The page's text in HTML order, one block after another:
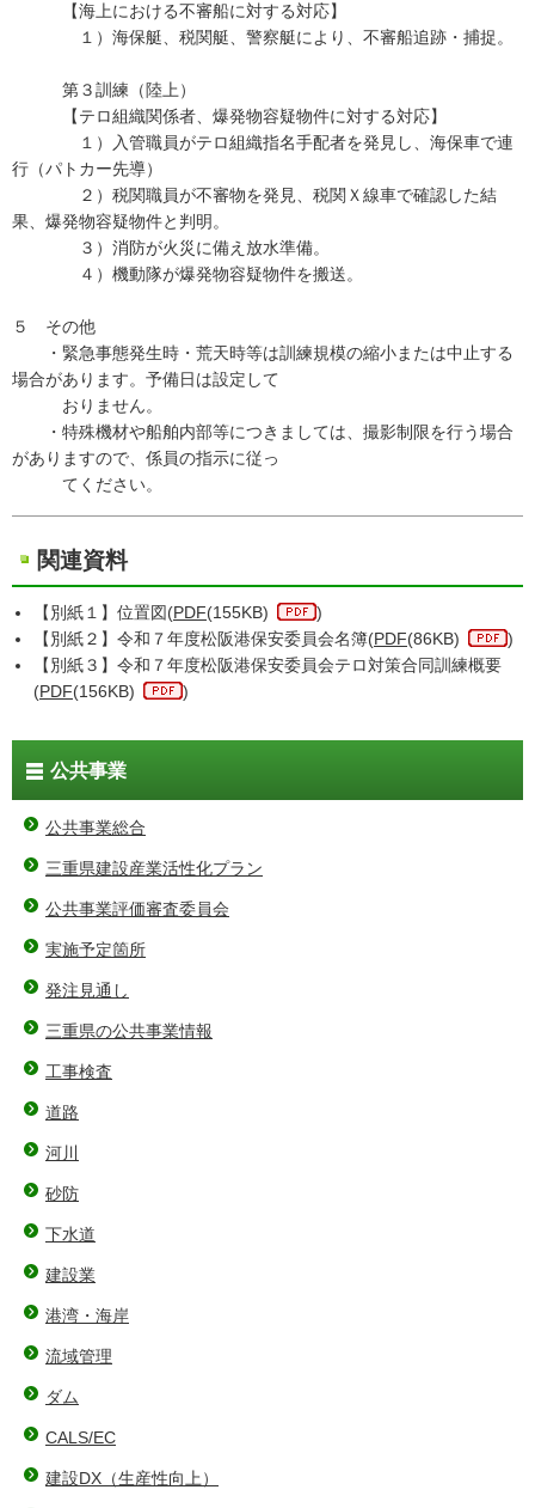
【海上における不審船に対する対応】
１）海保艇、税関艇、警察艇により、不審船追跡・捕捉。
第３訓練（陸上）
【テロ組織関係者、爆発物容疑物件に対する対応】
１）入管職員がテロ組織指名手配者を発見し、海保車で連
行（パトカー先導）
２）税関職員が不審物を発見、税関Ｘ線車で確認した結
果、爆発物容疑物件と判明。
３）消防が火災に備え放水準備。
４）機動隊が爆発物容疑物件を搬送。
５ その他
・緊急事態発生時・荒天時等は訓練規模の縮小または中止する
場合があります。予備日は設定して
おりません。
・特殊機材や船舶内部等につきましては、撮影制限を行う場合
がありますので、係員の指示に従っ
てください。
関連資料
【別紙１】位置図(PDF(155KB)
)
【別紙２】令和７年度松阪港保安委員会名簿(PDF(86KB)
)
【別紙３】令和７年度松阪港保安委員会テロ対策合同訓練概要
(PDF(156KB) )
公共事業
公共事業総合
三重県建設産業活性化プラン
公共事業評価審査委員会
実施予定箇所
発注見通し
三重県の公共事業情報
工事検査
道路
河川
砂防
下水道
建設業
港湾・海岸
流域管理
ダム
CALS/EC
建設DX（⽣産性向上）